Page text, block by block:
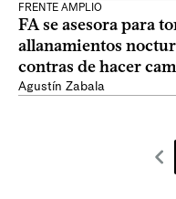
FRENTE AMPLIO
FA se asesora para
allanamientos
contras de hacer
Agustín Zabala